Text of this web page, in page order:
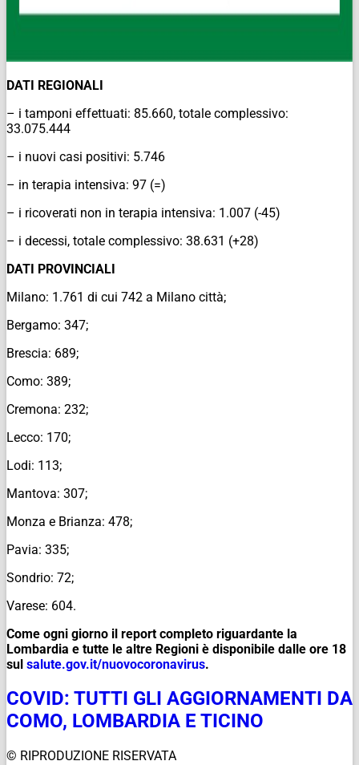
DATI REGIONALI
– i tamponi effettuati: 85.660, totale complessivo:
33.075.444
– i nuovi casi positivi: 5.746
– in terapia intensiva: 97 (=)
– i ricoverati non in terapia intensiva: 1.007 (-45)
– i decessi, totale complessivo: 38.631 (+28)
DATI PROVINCIALI
Milano: 1.761 di cui 742 a Milano città;
Bergamo: 347;
Brescia: 689;
Como: 389;
Cremona: 232;
Lecco: 170;
Lodi: 113;
Mantova: 307;
Monza e Brianza: 478;
Pavia: 335;
Sondrio: 72;
Varese: 604.
Come ogni giorno il report completo riguardante la
Lombardia e tutte le altre Regioni è disponibile dalle ore 18
sul salute.gov.it/nuovocoronavirus.
COVID: TUTTI GLI AGGIORNAMENTI DA
COMO, LOMBARDIA E TICINO
© RIPRODUZIONE RISERVATA